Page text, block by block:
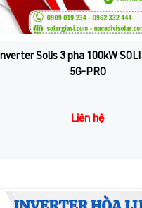
Inverter Solis 3 pha 100kW
5G-PRO
Liên hệ